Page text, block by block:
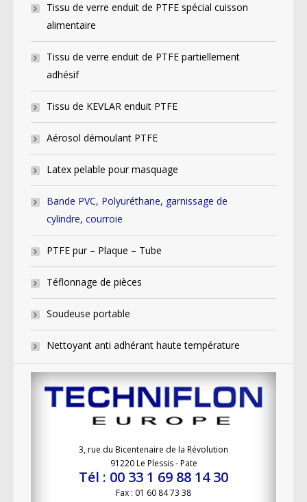
Tissu de verre enduit de PTFE spécial cuisson
alimentaire
Tissu de verre enduit de PTFE partiellement
adhésif
Tissu de KEVLAR enduit PTFE
Aérosol démoulant PTFE
Latex pelable pour masquage
Bande PVC, Polyuréthane, garnissage de
cylindre, courroie
PTFE pur – Plaque – Tube
Téflonnage de pièces
Soudeuse portable
Nettoyant anti adhérant haute température
3, rue du Bicentenaire de la Révolution
91220 Le Plessis - Pate
Tél : 00 33 1 69 88 14 30
Fax : 01 60 84 73 38